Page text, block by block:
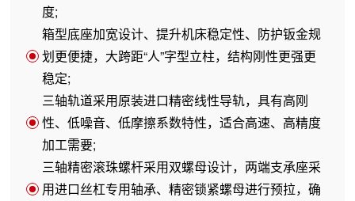
度;
箱型底座加宽设计、提升机床稳定性、防护钣金规
划更便捷，大跨距“人”字型立柱，结构刚性更强更
稳定;
三轴轨道采用原装进口精密线性导轨，具有高刚
性、低噪音、低摩擦系数特性，适合高速、高精度
加工需要;
三轴精密滚珠螺杆采用双螺母设计，两端支承座采
用进口丝杠专用轴承、精密锁紧螺母进行预拉，确